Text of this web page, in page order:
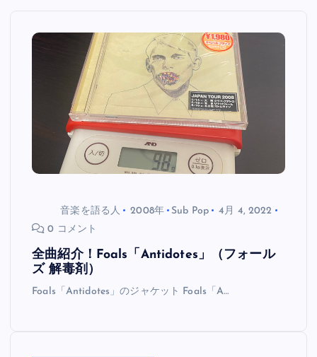
音楽を語る人 2008年 Sub Pop
4月 4, 2022
0 コメント
全曲紹介！Foals「Antidotes」（フォール
ズ 解毒剤）
Foals「Antidotes」のジャケット Foals「A…